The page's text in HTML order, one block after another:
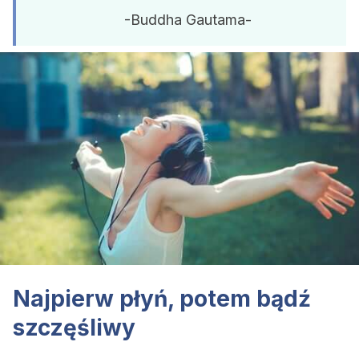
-Buddha Gautama-
Najpierw płyń, potem bądź
szczęśliwy